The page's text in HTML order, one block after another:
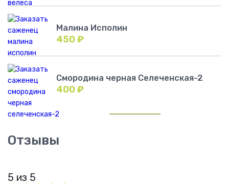
Малина Исполин
450₽
Смородина черная Селеченская-2
400₽
Отзывы
5 из 5